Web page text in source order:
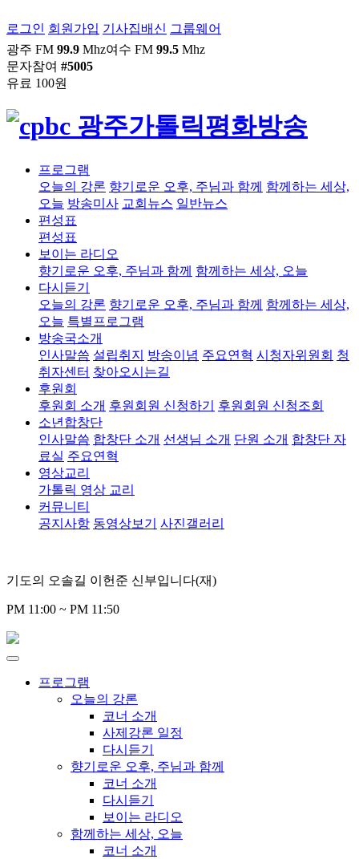
로그인 회원가입 기사집배신 그룹웨어
광주 FM 99.9 Mhz여수 FM 99.5 Mhz
문자참여 #5005
유료 100원
프로그램
오늘의 강론 향기로운 오후, 주님과 함께 함께하는 세상,
오늘 방송미사 교회뉴스 일반뉴스
편성표
편성표
보이는 라디오
향기로운 오후, 주님과 함께 함께하는 세상, 오늘
다시듣기
오늘의 강론 향기로운 오후, 주님과 함께 함께하는 세상,
오늘 특별프로그램
방송국소개
인사말씀 설립취지 방송이념 주요연혁 시청자위원회 청
취자센터 찾아오시는길
후원회
후원회 소개 후원회원 신청하기
후원회원 신청조회
소년합창단
인사말씀 합창단 소개 선생님 소개 단원 소개 합창단 자
료실 주요연혁
영상교리
가톨릭 영상 교리
커뮤니티
공지사항 동영상보기 사진갤러리
기도의 오솔길 이헌준 신부입니다(재)
PM 11:00 ~ PM 11:50
프로그램
오늘의 강론
코너 소개
사제강론 일정
다시듣기
향기로운 오후, 주님과 함께
코너 소개
다시듣기
보이는 라디오
함께하는 세상, 오늘
코너 소개